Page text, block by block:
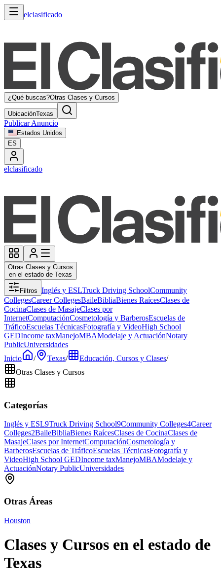
elclasificado
¿Qué buscas?Otras Clases y Cursos
UbicaciónTexas
Publicar Anuncio
Estados Unidos
ES
elclasificado
Otras Clases y Cursos
en el estado de Texas
Filtros Inglés y ESLTruck Driving SchoolCommunity
CollegesCareer CollegesBaileBibliaBienes RaícesClases de
CocinaClases de MasajeClases por
InternetComputaciónCosmetología y BarberosEscuelas de
TráficoEscuelas TécnicasFotografía y VideoHigh School
GEDIncome taxManejoMBAModelaje y ActuaciónNotary
PublicUniversidades
Inicio
/ Texas/ Educación, Cursos y Clases/
Otras Clases y Cursos
Categorías
Inglés y ESL9Truck Driving School9Community Colleges4Career
Colleges2BaileBibliaBienes RaícesClases de CocinaClases de
MasajeClases por InternetComputaciónCosmetología y
BarberosEscuelas de TráficoEscuelas TécnicasFotografía y
VideoHigh School GEDIncome taxManejoMBAModelaje y
ActuaciónNotary PublicUniversidades
Otras Áreas
Houston
Clases y Cursos en el estado de
Texas